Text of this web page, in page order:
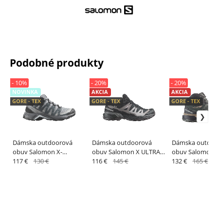
Podobné produkty
Dámska outdoorová
obuv Salomon X-
ADVENTURE RECON GTX
NOVINKA
GORE - TEX
- 10%
117 € 130 €
Dámska outdoorová
obuv Salomon X ULTRA
360 GTX W Shskin /
AKCIA
GORE - TEX
- 20%
116 € 145 €
Dámska
obuv SalomonX
360 MID GTX W
AKCIA
GORE - TEX
- 20%
132 € 165 €